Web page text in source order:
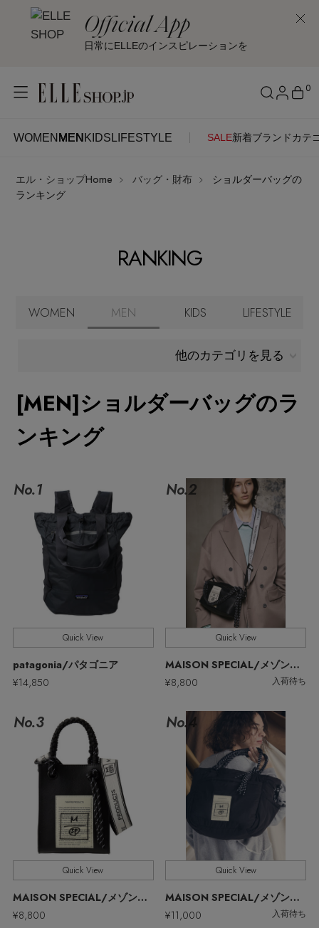
Official App
日常にELLEのインスピレーションを
WOMEN MEN KIDS LIFESTYLE SALE新着ブランド カテ
0
WOMENMEN KIDSLIFESTYLE
ITEMS
ブランド
最旬！トレンドワード
【SALE】メンズセール
MEN'S カットソー
MEN'S スニーカー
MEN'S スポーツ
MEN'S パンツ
アイテム一覧
SALE
CATEGORY
ウェア
すべてのウェア
シャツ
カットソー・Tシャツ
パンツ
ジャケット
ニット
シューズ
すべてのシューズ
サンダル
スニーカー
フラットシューズ
レインシューズ
バッグ・財布
すべてのバッグ・財布
ショルダーバッグ
トートバッグ
ハンドバッグ
ファッション小物
すべてのファッション小物
ストール・マフラー・ケープ
アクセサリー
すべてのアクセサリー
ピアス・イヤリング
アンダーウェア
すべてのアンダーウェア
ショーツ
スポーツ
すべてのスポーツ
ログイン
いち早くお届けします。
ご登録はこちら
ご利用ガイド
カスタマーサポート
お知らせ
よくあるご質問
エル・ショップHome バッグ・財布
ショルダーバッグの
ランキング
RANKING
WOMEN MEN KIDS LIFESTYLE
他のカテゴリを見る
[MEN]ショルダーバッグのラ
ンキング
No.1
Quick View
patagonia/パタゴニア
¥14,850
No.2
Quick View
MAISON SPECIAL/メゾンスペシャル
¥8,800
入荷待ち
No.3
Quick View
MAISON SPECIAL/メゾンスペシャル
¥8,800
No.4
Quick View
MAISON SPECIAL/メゾンスペシャル
¥11,000
入荷待ち